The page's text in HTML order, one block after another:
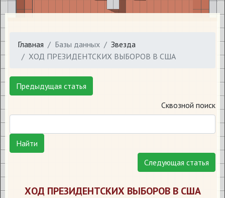
Главная Базы данных
Звезда
ХОД ПРЕЗИДЕНТСКИХ ВЫБОРОВ В США
Предыдущая статья
Сквозной поиск
Найти
Следующая статья
ХОД ПРЕЗИДЕНТСКИХ ВЫБОРОВ В США